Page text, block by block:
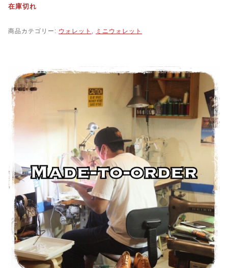
在庫切れ
商品カテゴリー: ウォレット , ミニウォレット